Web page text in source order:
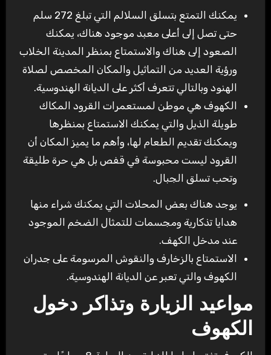
يمكنك التمتع بتسلق السلالم التي تبلغ 272 سلم
حتى تصل إلى أعلى معبد موجود هناك، يمكنك
الصعود إلى هناك والاستمتاع بمنظر المدينة الخلاب
ورؤية العديد من التماثيل والمكان المخصص لصلاة
الهنود وبالتالي تتعرف أكثر على الديانة الهندوسية.
الكهوف هي موطن لمستعمرات القرود المكاك
طويلة الذيل والتي يمكنك الاستمتاع بمنظرها
ويمكنك تقديم الطعام لها، وأهم ما يميز المكان أن
القرود ليست محبوسة في قفص بل هي حرة طليقة
وتحب تسلق الجبال.
يوجد هناك بعض المحلات التي يمكنك شراء منها
هدايا تذكارية ومجسمات للتمثال الضخم الموجود
عند مدخل الكهف.
الاستمتاع بالزخارف والنقوش المرسومة على جدران
الكهوف والتي تعبر عن الديانة الهندوسية.
مواعيد الزيارة وتذاكر دخول
الكهوف